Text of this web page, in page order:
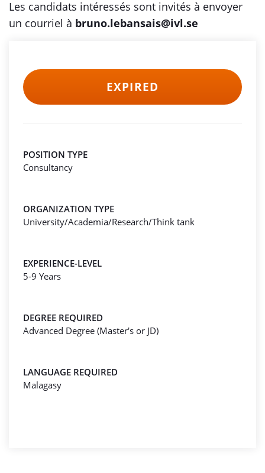
Les candidats intéressés sont invités à envoyer
un courriel à bruno.lebansais@ivl.se
EXPIRED
POSITION TYPE
Consultancy
ORGANIZATION TYPE
University/Academia/Research/Think tank
EXPERIENCE-LEVEL
5-9 Years
DEGREE REQUIRED
Advanced Degree (Master's or JD)
LANGUAGE REQUIRED
Malagasy